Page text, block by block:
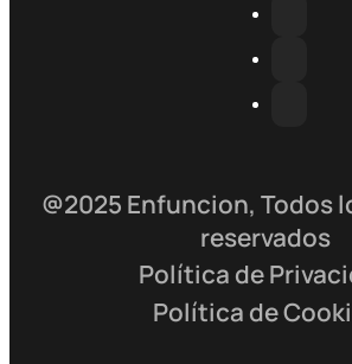
@2025 Enfuncion, Todos
reservados
Política de
Política de